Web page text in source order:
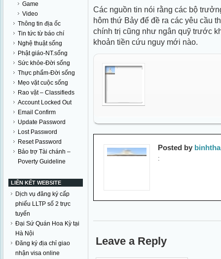
Game
Video
Thông tin địa ốc
Tin tức từ báo chí
Nghệ thuật sống
Phật giáo-NT.sống
Sức khỏe-Đời sống
Thực phẩm-Đời sống
Mẹo vặt cuộc sống
Rao vặt – Classifieds
Account Locked Out
Email Confirm
Update Password
Lost Password
Reset Password
Bảo trợ Tài chánh –
Poverty Guideline
LIÊN KẾT WEBSITE
Dịch vụ đăng ký cấp
phiếu LLTP số 2 trực
tuyến
Đại Sứ Quán Hoa Kỳ tại
Hà Nội
Đăng ký địa chỉ giao
nhận visa online
Các nguồn tin nói rằng các bộ
hôm thứ Bảy để đề ra các yêu cầu
chính trị cũng như ngân quỹ trước
khoản tiền cứu nguy mới nào.
Posted by
:
Leave a Reply